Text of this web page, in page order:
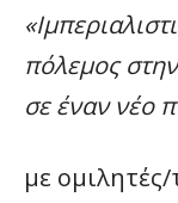
«
πόλεμος
σε έναν νέο
με ομιλητές/